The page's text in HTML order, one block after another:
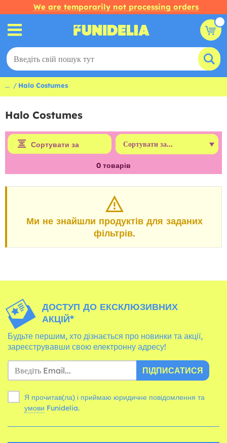
We are temporarily not processing orders
... Halo Costumes
Halo Costumes
Сортувати за
0 товарів
Ми не знайшли продуктів для заданих
фільтрів.
ДОСТУП ДО ЕКСКЛЮЗИВНИХ
АКЦІЙ*
Будьте першим, хто дізнається про новинки та акції,
зареєструвавши свою електронну адресу!
ПІДПИСАТИСЯ
Я прочитав(ла) і приймаю юридичне повідомлення та
умови Funidelia.